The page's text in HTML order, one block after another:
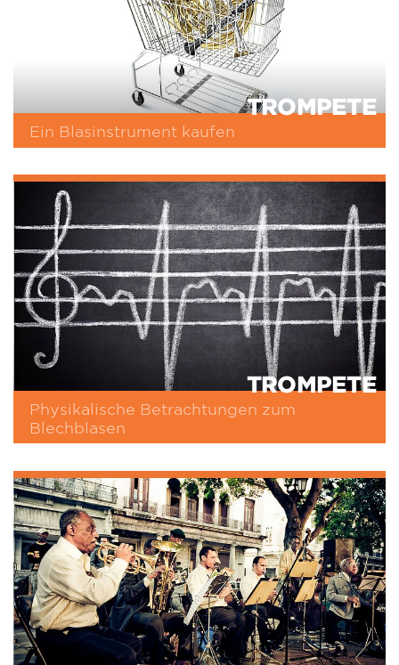
TROMPETE
Ein Blasinstrument kaufen
TROMPETE
Physikalische Betrachtungen zum
Blechblasen